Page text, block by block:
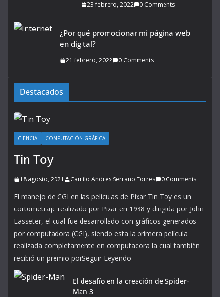
23 febrero, 2022 0 Comments
¿Por qué promocionar mi página web
en digital?
21 febrero, 2022 0 Comments
Destacados
CIENCIA COMPUTACIÓN GRÁFICA
Tin Toy
18 agosto, 2021 Camilo Andres Serrano Torres 0 Comments
El manejo de CGI en las películas de Pixar Tin Toy es un
cortometraje realizado por Pixar en 1988 y dirigida por John
Lasseter, el cual fue desarrollado con gráficos generados
por computadora (CGI), siendo esta la primera película
realizada completamente en computadora la cual también
recibió un premio porSeguir Leyendo
El desafío en la creación de Spider-
Man 3